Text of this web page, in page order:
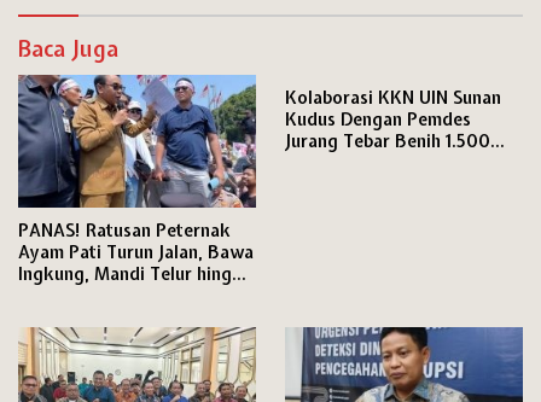
Baca Juga
PANAS! Ratusan Peternak
Ayam Pati Turun Jalan, Bawa
Ingkung, Mandi Telur hingga
Kolaborasi KKN UIN Sunan
Kudus Dengan Pemdes
Jurang Tebar Benih 1.500